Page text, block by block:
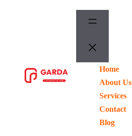
Home
About Us
Services
Contact
Blog